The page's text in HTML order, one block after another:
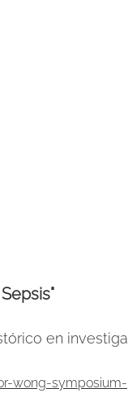
en
wong-symposium-